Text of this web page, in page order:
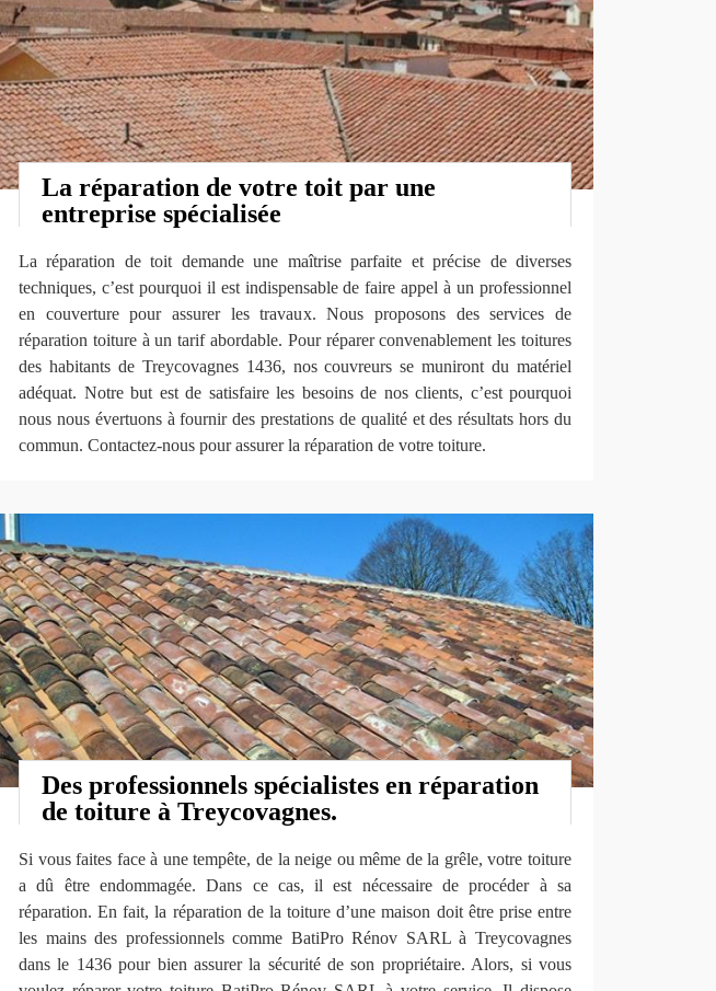
La réparation de votre toit par une
entreprise spécialisée
La réparation de toit demande une maîtrise parfaite et précise de diverses
techniques, c’est pourquoi il est indispensable de faire appel à un professionnel
en couverture pour assurer les travaux. Nous proposons des services de
réparation toiture à un tarif abordable. Pour réparer convenablement les toitures
des habitants de Treycovagnes 1436, nos couvreurs se muniront du matériel
adéquat. Notre but est de satisfaire les besoins de nos clients, c’est pourquoi
nous nous évertuons à fournir des prestations de qualité et des résultats hors du
commun. Contactez-nous pour assurer la réparation de votre toiture.
Des professionnels spécialistes en réparation
de toiture à Treycovagnes.
Si vous faites face à une tempête, de la neige ou même de la grêle, votre toiture
a dû être endommagée. Dans ce cas, il est nécessaire de procéder à sa
réparation. En fait, la réparation de la toiture d’une maison doit être prise entre
les mains des professionnels comme BatiPro Rénov SARL à Treycovagnes
dans le 1436 pour bien assurer la sécurité de son propriétaire. Alors, si vous